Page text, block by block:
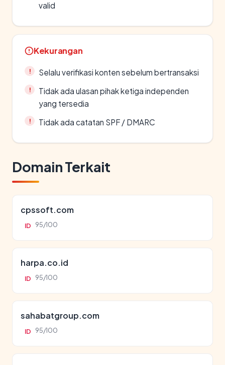
valid
Kekurangan
Selalu verifikasi konten sebelum bertransaksi
Tidak ada ulasan pihak ketiga independen
yang tersedia
Tidak ada catatan SPF / DMARC
Domain Terkait
cpssoft.com
ID 95/100
harpa.co.id
ID 95/100
sahabatgroup.com
ID 95/100